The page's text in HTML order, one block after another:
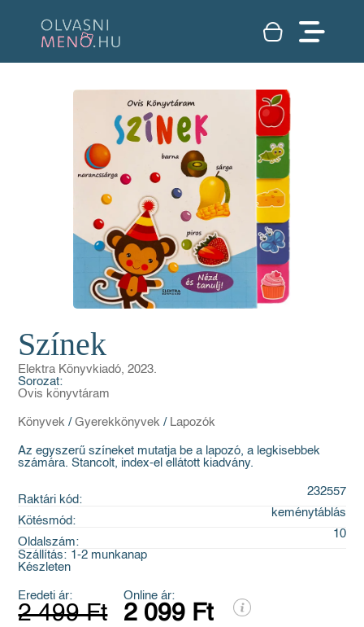
Színek
Elektra Könyvkiadó, 2023.
Sorozat:
Ovis könyvtáram
Könyvek / Gyerekkönyvek / Lapozók
Az egyszerű színeket mutatja be a lapozó, a legkisebbek
számára. Stancolt, index-el ellátott kiadvány.
Raktári kód:
232557
Kötésmód:
keménytáblás
Oldalszám:
10
Szállítás: 1-2 munkanap
Készleten
Eredeti ár:
2 499 Ft
Online ár:
2 099 Ft